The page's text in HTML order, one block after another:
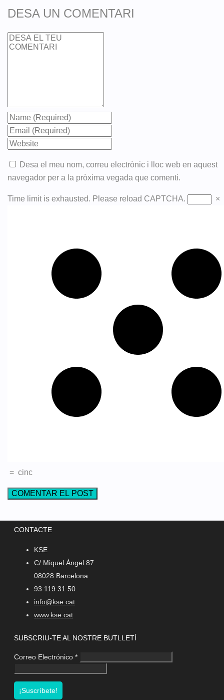
DESA UN COMENTARI
Desa el meu nom, correu electrònic i lloc web en aquest
navegador per a la pròxima vegada que comenti.
Time limit is exhausted. Please reload CAPTCHA. ×
= cinc
CONTACTE
KSE
C/ Miquel Àngel 87
08028 Barcelona
93 119 31 50
info@kse.cat
www.kse.cat
SUBSCRIU-TE AL NOSTRE BUTLLETÍ
Correo Electrónico*